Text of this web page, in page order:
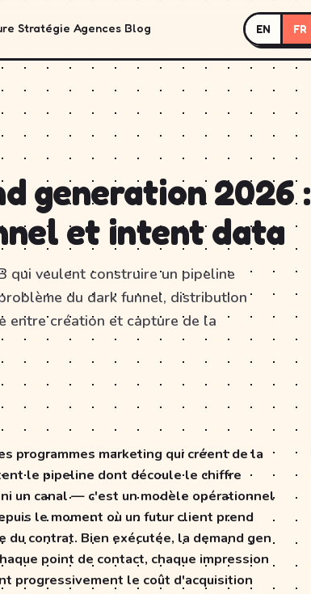
Stratégie Agences Blog EN FR
generation 2026 :
et intent data
qui veulent construire un pipeline
du dark funnel, distribution
entre création et capture de la
programmes marketing qui créent de la
le pipeline dont découle le chiffre
un canal — c'est un modèle opérationnel
le moment où un futur client prend
du contrat. Bien exécutée, la demand gen
point de contact, chaque impression
progressivement le coût d'acquisition